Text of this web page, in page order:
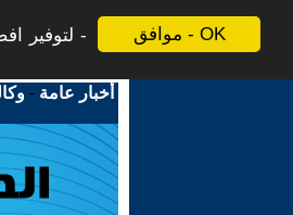
موافق - OK
لتوفير
أخبار عامة -